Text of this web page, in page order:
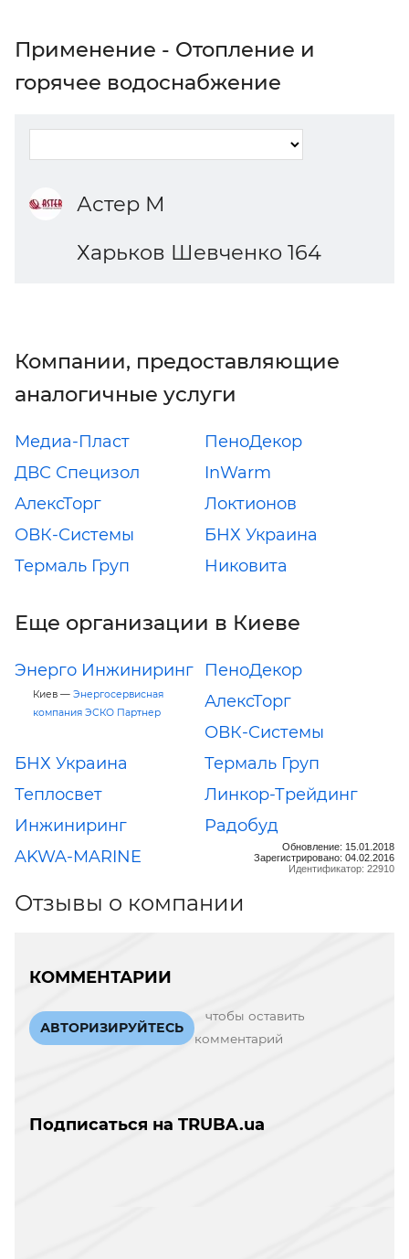
Применение - Отопление и
горячее водоснабжение
Астер М
Харьков Шевченко 164
Компании, предоставляющие
аналогичные услуги
Медиа-Пласт
ПеноДекор
ДВС Специзол
InWarm
АлексТорг
Локтионов
ОВК-Системы
БНХ Украина
Термаль Груп
Никовита
Еще организации в Киеве
Энерго Инжиниринг
Киев — Энергосервисная
компания ЭСКО Партнер
ПеноДекор
АлексТорг
ОВК-Системы
БНХ Украина
Термаль Груп
Теплосвет
Инжиниринг
Линкор-Трейдинг
Радобуд
AKWA-MARINE
Обновление: 15.01.2018
Зарегистрировано: 04.02.2016
Идентификатор: 22910
Отзывы о компании
КОММЕНТАРИИ
АВТОРИЗИРУЙТЕСЬ
чтобы оставить
комментарий
Подписаться на TRUBA.ua